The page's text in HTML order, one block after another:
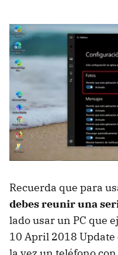
Recuerda que para
debes reunir una
lado usar un PC que
10 April 2018